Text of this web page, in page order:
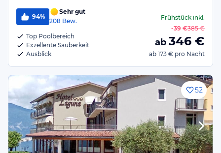
94%
Sehr gut
208 Bew.
Top Poolbereich
Exzellente Sauberkeit
Ausblick
Frühstückinkl.
-39 €385 €
ab 346 €
ab 173 € pro Nacht
52